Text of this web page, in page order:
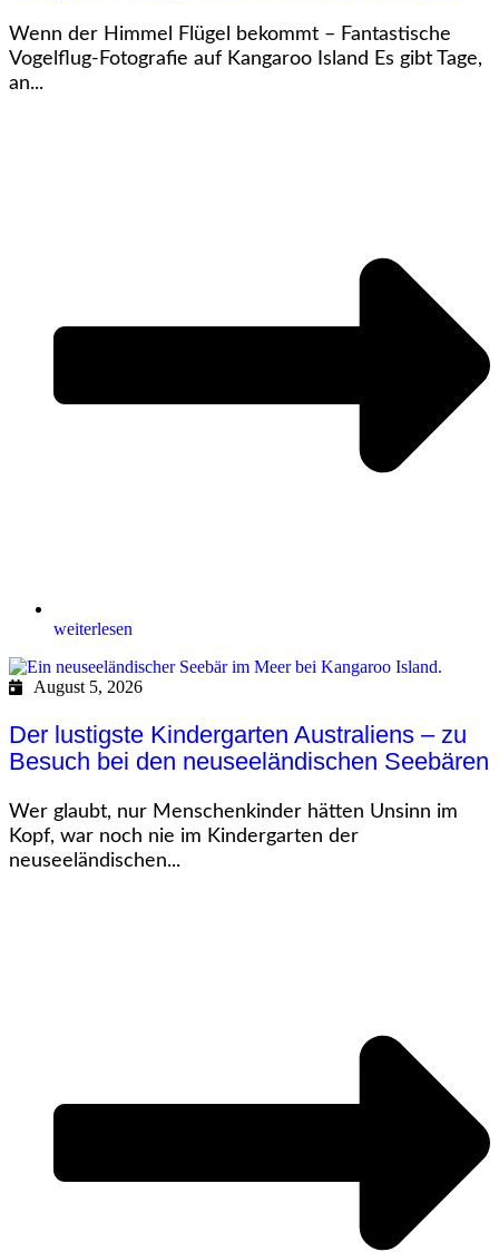
Wenn der Himmel Flügel bekommt – Fantastische
Vogelflug-Fotografie auf Kangaroo Island Es gibt Tage,
an...
weiterlesen
August 5, 2026
Der lustigste Kindergarten Australiens – zu
Besuch bei den neuseeländischen Seebären
Wer glaubt, nur Menschenkinder hätten Unsinn im
Kopf, war noch nie im Kindergarten der
neuseeländischen...